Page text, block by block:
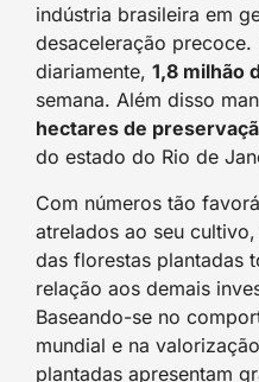
indústria brasileira em
desaceleração precoce.
diariamente, 1,8 milhão
semana. Além disso
hectares de
do estado do Rio de
Com números tão
atrelados ao seu
das florestas plantadas
relação aos demais
Baseando-se no
mundial e na
plantadas apresentam